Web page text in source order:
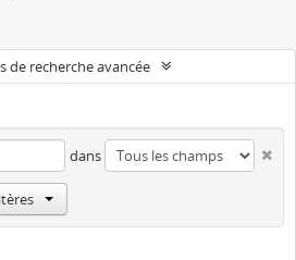
de recherche avancée
dans